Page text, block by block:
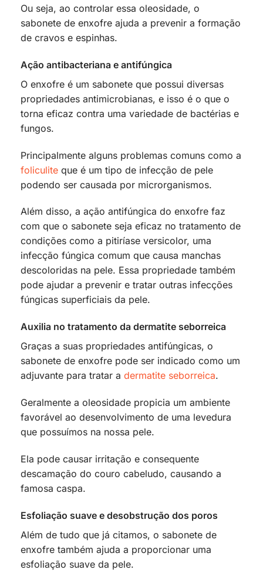
Ou seja, ao controlar essa oleosidade, o
sabonete de enxofre ajuda a prevenir a formação
de cravos e espinhas.
Ação antibacteriana e antifúngica
O enxofre é um sabonete que possui diversas
propriedades antimicrobianas, e isso é o que o
torna eficaz contra uma variedade de bactérias e
fungos.
Principalmente alguns problemas comuns como a
foliculite que é um tipo de infecção de pele
podendo ser causada por microrganismos.
Além disso, a ação antifúngica do enxofre faz
com que o sabonete seja eficaz no tratamento de
condições como a pitiríase versicolor, uma
infecção fúngica comum que causa manchas
descoloridas na pele. Essa propriedade também
pode ajudar a prevenir e tratar outras infecções
fúngicas superficiais da pele.
Auxilia no tratamento da dermatite seborreica
Graças a suas propriedades antifúngicas, o
sabonete de enxofre pode ser indicado como um
adjuvante para tratar a dermatite seborreica.
Geralmente a oleosidade propicia um ambiente
favorável ao desenvolvimento de uma levedura
que possuímos na nossa pele.
Ela pode causar irritação e consequente
descamação do couro cabeludo, causando a
famosa caspa.
Esfoliação suave e desobstrução dos poros
Além de tudo que já citamos, o sabonete de
enxofre também ajuda a proporcionar uma
esfoliação suave da pele.